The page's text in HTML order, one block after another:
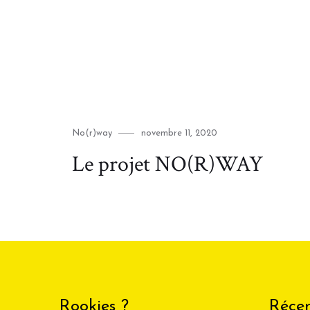
Category
No(r)way
Posted
novembre 11, 2020
Le projet NO(R)WAY
Rookies ?